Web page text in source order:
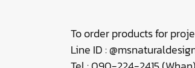
To order products for
Line ID :